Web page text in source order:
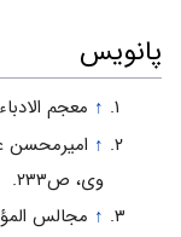
پانویس
↑ معجم الادباء، ۲/
↑ امیرمحسن
وی، ص۲۳۳.
↑ مجالس‌